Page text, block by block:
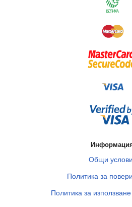
Общи
Политика за
Политика за